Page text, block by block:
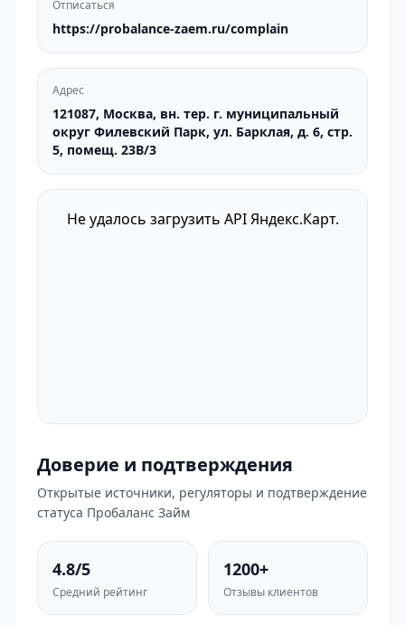
Отписаться
https://probalance-zaem.ru/complain
Адрес
121087, Москва, вн. тер. г. муниципальный
округ Филевский Парк, ул. Барклая, д. 6, стр.
5, помещ. 23В/3
Не удалось загрузить API Яндекс.Карт.
Доверие и подтверждения
Открытые источники, регуляторы и подтверждение
статуса Пробаланс Займ
4.8/5
Средний рейтинг
1200+
Отзывы клиентов